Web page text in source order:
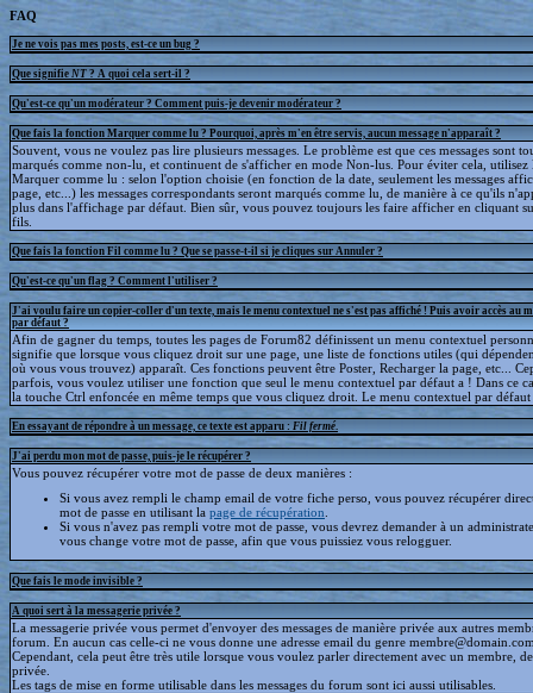
FAQ
Je ne vois pas mes posts, est-ce un bug ?
Que signifie NT ? A quoi cela sert-il ?
Qu'est-ce qu'un modérateur ? Comment puis-je devenir modérateur ?
Que fais la fonction Marquer comme lu ? Pourquoi, après m'en être servis, aucun message n'apparaît ?
Souvent, vous ne voulez pas lire plusieurs messages. Le problème est que ces messages sont
marqués comme non-lu, et continuent de s'afficher en mode Non-lus. Pour éviter cela,
Marquer comme lu : selon l'option choisie (en fonction de la date, seulement les messages
page, etc...) les messages correspondants seront marqués comme lu, de manière à ce qu'ils
plus dans l'affichage par défaut. Bien sûr, vous pouvez toujours les faire afficher en cliquant
fils.
Que fais la fonction Fil comme lu ? Que se passe-t-il si je cliques sur Annuler ?
Qu'est-ce qu'un flag ? Comment l'utiliser ?
J'ai voulu faire un copier-coller d'un texte, mais le menu contextuel ne s'est pas affiché ! Puis avoir accès au
par défaut ?
Afin de gagner du temps, toutes les pages de Forum82 définissent un menu contextuel
signifie que lorsque vous cliquez droit sur une page, une liste de fonctions utiles (qui
où vous vous trouvez) apparaît. Ces fonctions peuvent être Poster, Recharger la page, etc...
parfois, vous voulez utiliser une fonction que seul le menu contextuel par défaut a ! Dans ce
la touche Ctrl enfoncée en même temps que vous cliquez droit. Le menu contextuel par
En essayant de répondre à un message, ce texte est apparu : Fil fermé
J'ai perdu mon mot de passe, puis-je le récupérer ?
Vous pouvez récupérer votre mot de passe de deux manières :
Si vous avez rempli le champ email de votre fiche perso, vous pouvez récupérer
mot de passe en utilisant la page de récupération
Si vous n'avez pas rempli votre mot de passe, vous devrez demander à un
vous change votre mot de passe, afin que vous puissiez vous relogguer.
Que fais le mode invisible ?
A quoi sert à la messagerie privée ?
La messagerie privée vous permet d'envoyer des messages de manière privée aux autres
forum. En aucun cas celle-ci ne vous donne une adresse email du genre
Cependant, cela peut être très utile lorsque vous voulez parler directement avec un membre,
privée.
Les tags de mise en forme utilisable dans les messages du forum sont ici aussi utilisables.